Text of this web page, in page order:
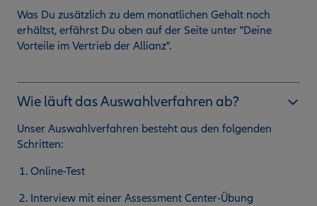
Was Du zusätzlich zu dem monatlichen Gehalt noch
erhältst, erfährst Du oben auf der Seite unter "Deine
Vorteile im Vertrieb der Allianz".
Wie läuft das Auswahlverfahren ab?
Unser Auswahlverfahren besteht aus den folgenden
Schritten:
Online-Test
Interview mit einer Assessment Center-Übung